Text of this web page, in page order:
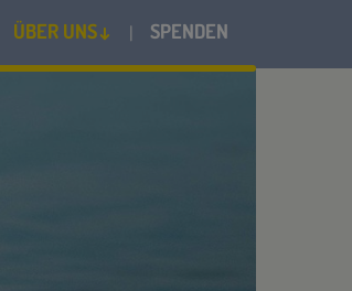
ÜBER UNS↓ SPENDEN